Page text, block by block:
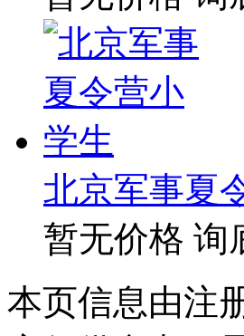
北京军事夏
暂无价格 询
本页信息由注